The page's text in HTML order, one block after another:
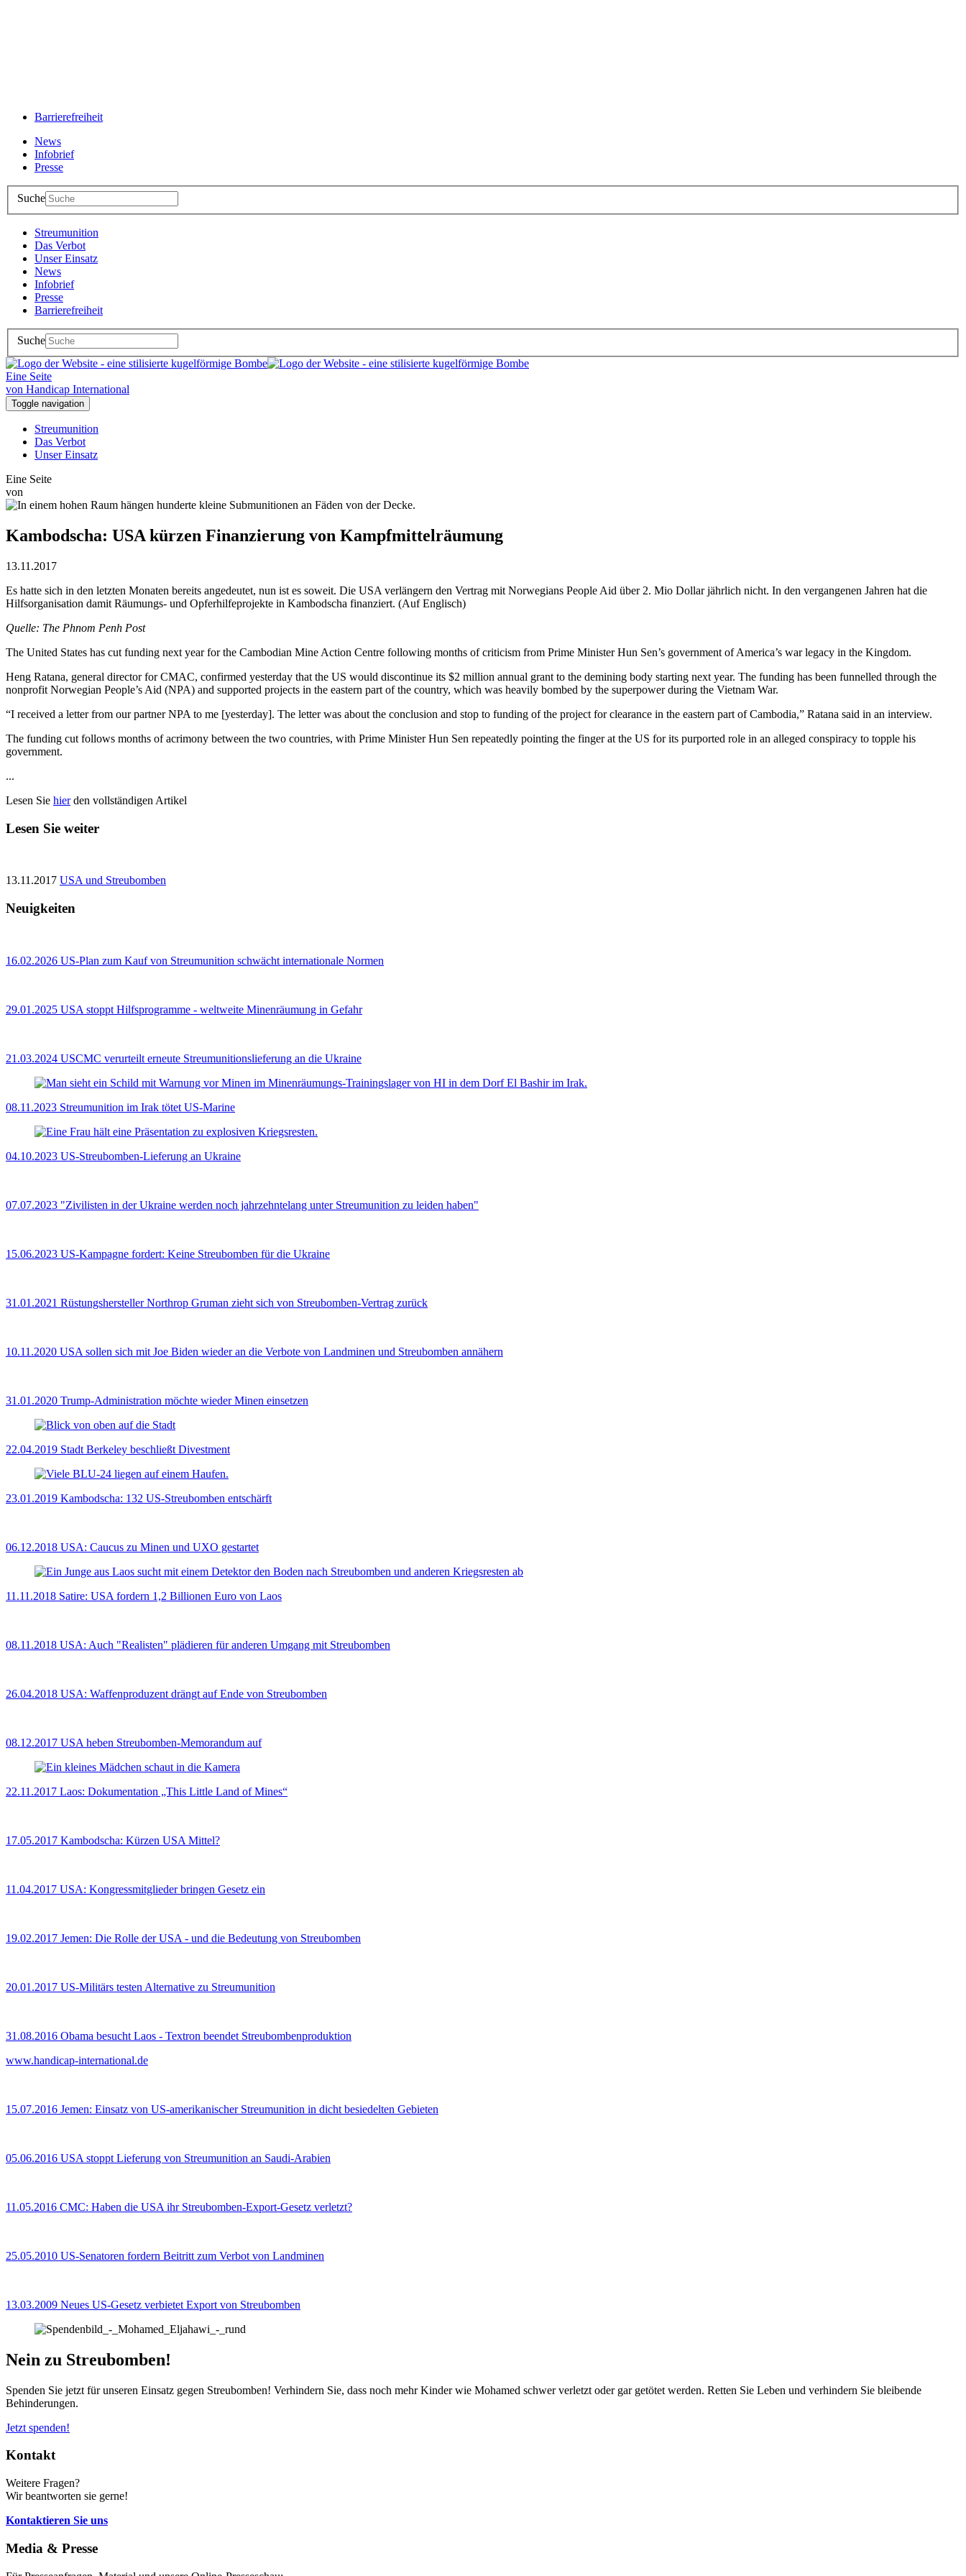
Barrierefreiheit
News
Infobrief
Presse
Suche
Streumunition
Das Verbot
Unser Einsatz
News
Infobrief
Presse
Barrierefreiheit
Suche
Eine Seite
von Handicap International
Toggle navigation
Streumunition
Das Verbot
Unser Einsatz
Eine Seite
von
Kambodscha: USA kürzen Finanzierung von Kampfmittelräumung
13.11.2017
Es hatte sich in den letzten Monaten bereits angedeutet, nun ist es soweit. Die USA verlängern den Vertrag mit Norwegians People Aid über 2. Mio Dollar jährlich nicht. In den vergangenen Jahren hat die
Hilfsorganisation damit Räumungs- und Opferhilfeprojekte in Kambodscha finanziert. (Auf Englisch)
Quelle: The Phnom Penh Post
The United States has cut funding next year for the Cambodian Mine Action Centre following months of criticism from Prime Minister Hun Sen’s government of America’s war legacy in the Kingdom.
Heng Ratana, general director for CMAC, confirmed yesterday that the US would discontinue its $2 million annual grant to the demining body starting next year. The funding has been funnelled through the
nonprofit Norwegian People’s Aid (NPA) and supported projects in the eastern part of the country, which was heavily bombed by the superpower during the Vietnam War.
“I received a letter from our partner NPA to me [yesterday]. The letter was about the conclusion and stop to funding of the project for clearance in the eastern part of Cambodia,” Ratana said in an interview.
The funding cut follows months of acrimony between the two countries, with Prime Minister Hun Sen repeatedly pointing the finger at the US for its purported role in an alleged conspiracy to topple his
government.
...
Lesen Sie hierden vollständigen Artikel
Lesen Sie weiter
13.11.2017 USA und Streubomben
Neuigkeiten
16.02.2026 US‑Plan zum Kauf von Streumunition schwächt internationale Normen
29.01.2025 USA stoppt Hilfsprogramme - weltweite Minenräumung in Gefahr
21.03.2024 USCMC verurteilt erneute Streumunitionslieferung an die Ukraine
08.11.2023 Streumunition im Irak tötet US-Marine
04.10.2023 US-Streubomben-Lieferung an Ukraine
07.07.2023 "Zivilisten in der Ukraine werden noch jahrzehntelang unter Streumunition zu leiden haben"
15.06.2023 US-Kampagne fordert: Keine Streubomben für die Ukraine
31.01.2021 Rüstungshersteller Northrop Gruman zieht sich von Streubomben-Vertrag zurück
10.11.2020 USA sollen sich mit Joe Biden wieder an die Verbote von Landminen und Streubomben annähern
31.01.2020 Trump-Administration möchte wieder Minen einsetzen
22.04.2019 Stadt Berkeley beschließt Divestment
23.01.2019 Kambodscha: 132 US-Streubomben entschärft
06.12.2018 USA: Caucus zu Minen und UXO gestartet
11.11.2018 Satire: USA fordern 1,2 Billionen Euro von Laos
08.11.2018 USA: Auch "Realisten" plädieren für anderen Umgang mit Streubomben
26.04.2018 USA: Waffenproduzent drängt auf Ende von Streubomben
08.12.2017 USA heben Streubomben-Memorandum auf
22.11.2017 Laos: Dokumentation „This Little Land of Mines“
17.05.2017 Kambodscha: Kürzen USA Mittel?
11.04.2017 USA: Kongressmitglieder bringen Gesetz ein
19.02.2017 Jemen: Die Rolle der USA - und die Bedeutung von Streubomben
20.01.2017 US-Militärs testen Alternative zu Streumunition
31.08.2016 Obama besucht Laos - Textron beendet Streubombenproduktion
www.handicap-international.de
15.07.2016 Jemen: Einsatz von US-amerikanischer Streumunition in dicht besiedelten Gebieten
05.06.2016 USA stoppt Lieferung von Streumunition an Saudi-Arabien
11.05.2016 CMC: Haben die USA ihr Streubomben-Export-Gesetz verletzt?
25.05.2010 US-Senatoren fordern Beitritt zum Verbot von Landminen
13.03.2009 Neues US-Gesetz verbietet Export von Streubomben
Nein zu Streubomben!
Spenden Sie jetzt für unseren Einsatz gegen Streubomben! Verhindern Sie, dass noch mehr Kinder wie Mohamed schwer verletzt oder gar getötet werden. Retten Sie Leben und verhindern Sie bleibende
Behinderungen.
Jetzt spenden!
Kontakt
Weitere Fragen?
Wir beantworten sie gerne!
Kontaktieren Sie uns
Media & Presse